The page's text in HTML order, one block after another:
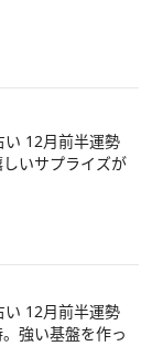
い 12月前半運勢
いサプライズが
い 12月前半運勢
強い基盤を作っ